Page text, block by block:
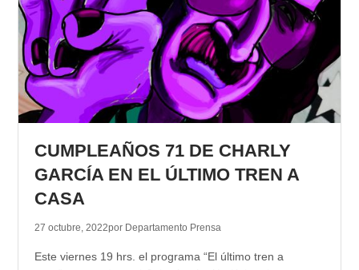
CUMPLEAÑOS 71 DE CHARLY
GARCÍA EN EL ÚLTIMO TREN A
CASA
27 octubre, 2022por Departamento Prensa
Este viernes 19 hrs. el programa “El último tren a